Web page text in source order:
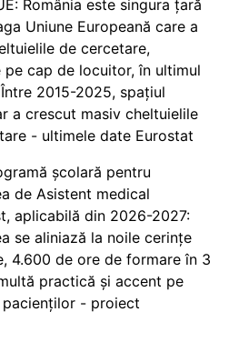
România este singura țară
Uniune Europeană care a
de cercetare,
pe cap de locuitor, în ultimul
2015-2025, spațiul
a crescut masiv cheltuielile
- ultimele date Eurostat
școlară pentru
de Asistent medical
aplicabilă din 2026-2027:
se aliniază la noile cerințe
4.600 de ore de formare în 3
practică și accent pe
- proiect